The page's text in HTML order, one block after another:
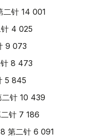
二针 14 001
4 025
9 073
8 473
5 845
针 10 439
针 7 186
第二针 6 091